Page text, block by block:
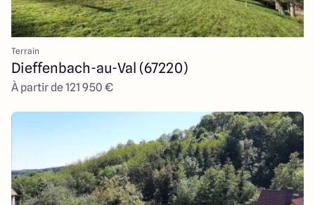
Terrain
Dieffenbach-au-Val (67220)
À partir de 121 950 €